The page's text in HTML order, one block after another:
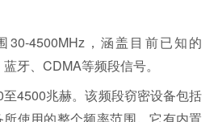
30-4500MHz，涵盖目前已知的
牙、CDMA等频段信号。
4500兆赫。该频段窃密设备包括
使用的整个频率范围。它有内置